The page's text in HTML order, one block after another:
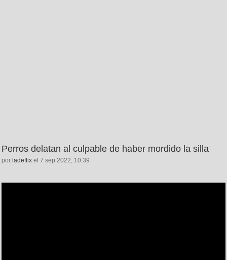
Perros delatan al culpable de haber mordido la silla
por ladeflix el 7 sep 2022, 10:39